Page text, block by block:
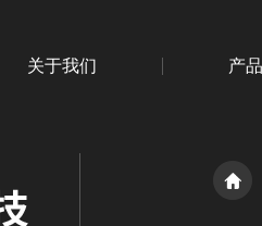
关于我们 产